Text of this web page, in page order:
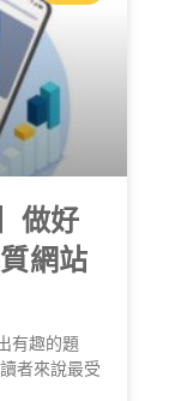
做好
網站
有趣的題
者來說最受